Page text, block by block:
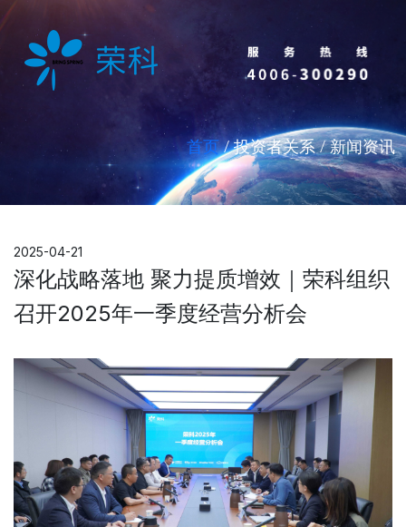
首页/ 投资者关系 / 新闻资讯
2025-04-21
深化战略落地 聚力提质增效｜荣科组织
召开2025年一季度经营分析会​